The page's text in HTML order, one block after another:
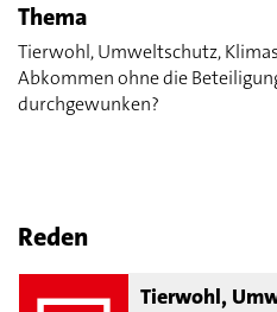
Thema
Tierwohl, Umweltschutz,
Abkommen ohne die
durchgewunken?
Reden
Tierwohl,